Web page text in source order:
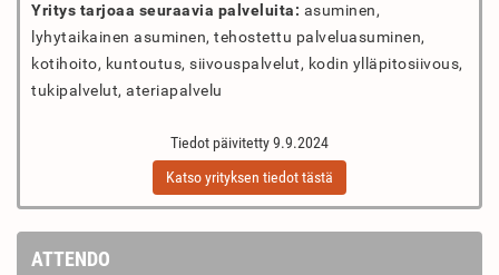
Yritys tarjoaa seuraavia palveluita: asuminen,
lyhytaikainen asuminen, tehostettu palveluasuminen,
kotihoito, kuntoutus, siivouspalvelut, kodin ylläpitosiivous,
tukipalvelut, ateriapalvelu
Tiedot päivitetty 9.9.2024
Katso yrityksen tiedot tästä
ATTENDO